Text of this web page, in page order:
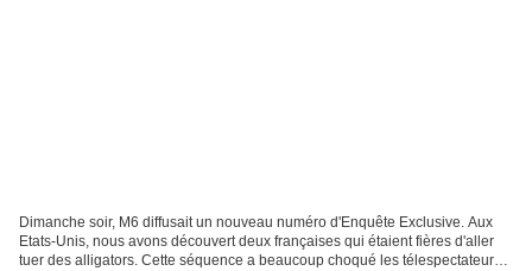
Dimanche soir, M6 diffusait un nouveau numéro d'Enquête Exclusive. Aux
Etats-Unis, nous avons découvert deux françaises qui étaient fières d'aller
tuer des alligators. Cette séquence a beaucoup choqué les télespectateurs.